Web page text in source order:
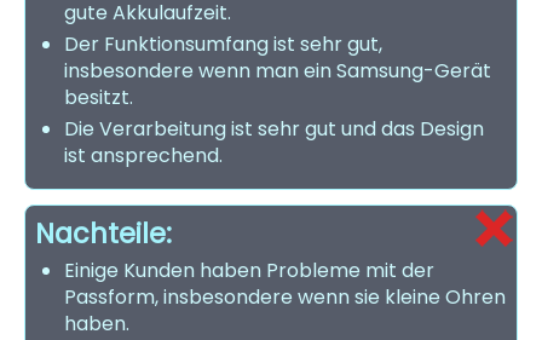
gute Akkulaufzeit.
Der Funktionsumfang ist sehr gut,
insbesondere wenn man ein Samsung-Gerät
besitzt.
Die Verarbeitung ist sehr gut und das Design
ist ansprechend.
Nachteile:
Einige Kunden haben Probleme mit der
Passform, insbesondere wenn sie kleine Ohren
haben.